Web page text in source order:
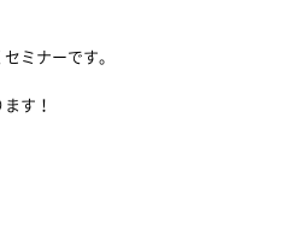
ミナーです。
す！